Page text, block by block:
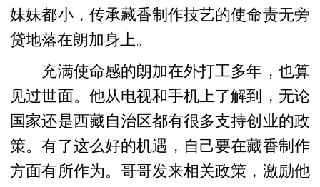
妹妹都小，传承藏香制作技艺的使命责无旁
贷地落在朗加身上。
充满使命感的朗加在外打工多年，也算
见过世面。他从电视和手机上了解到，无论
国家还是西藏自治区都有很多支持创业的政
策。有了这么好的机遇，自己要在藏香制作
方面有所作为。哥哥发来相关政策，激励他